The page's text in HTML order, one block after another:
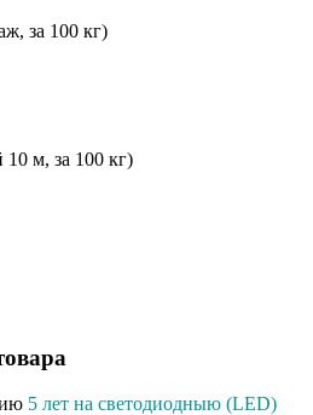
за 100 кг)
м, за 100 кг)
5 лет на светодиодныю (LED)